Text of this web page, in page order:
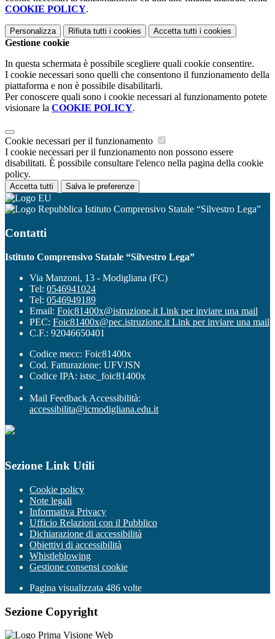
COOKIE POLICY.
Personalizza Rifiuta tutti i cookies Accetta tutti i cookies
Gestione cookie
In questa schermata è possibile scegliere quali cookie consentire.
I cookie necessari sono quelli che consentono il funzionamento della
piattaforma e non è possibile disabilitarli.
Per conoscere quali sono i cookie necessari al funzionamento potete
visionare la COOKIE POLICY.
Cookie necessari per il funzionamento
I cookie necessari per il funzionamento non possono essere
disabilitati. È possibile consultare l'elenco nella pagina della cookie
policy.
Accetta tutti Salva le preferenze
Istituto Comprensivo Statale “Silvestro Lega”
Contatti
Istituto Comprensivo Statale “Silvestro Lega”
Via Manzoni, 13 - Modigliana (FC)
Tel: 0546941024
Tel: 0546949189
Email: Foic81400x@istruzione.it Link per inviare una mail
PEC: Foic81400x@pec.istruzione.it Link per inviare una mail
C.F.: 92046650401
Codice mecc: Foic81400x
Cod. Fatturazione: UFVJSN
Codice IPA: istsc_foic81400x
Mail Feedback Accessibilità:
accessibilita@icmodigliana.edu.it
Sezione Link Utili
Cookie policy
Note legali
Informativa Privacy
Ufficio Relazioni con il Pubblico
Dichiarazione di accessibilità
Obiettivi di accessibilità
Whistleblowing
Gestione consensi cookie
Pagina visualizzata 486 volte
Sezione Copyright